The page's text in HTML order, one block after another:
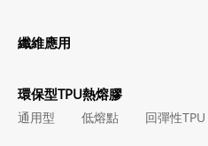
纖維應用
環保型TPU熱熔膠
通用型 低熔點 回彈性TPU